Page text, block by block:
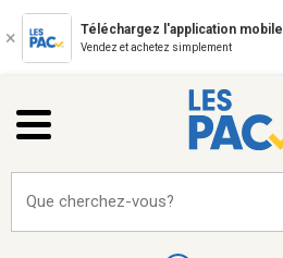
Téléchargez l'application mobile
Vendez et achetez simplement
Que cherchez-vous?